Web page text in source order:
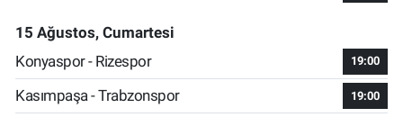
15 Ağustos, Cumartesi
Konyaspor - Rizespor
19:00
Kasımpaşa - Trabzonspor 19:00